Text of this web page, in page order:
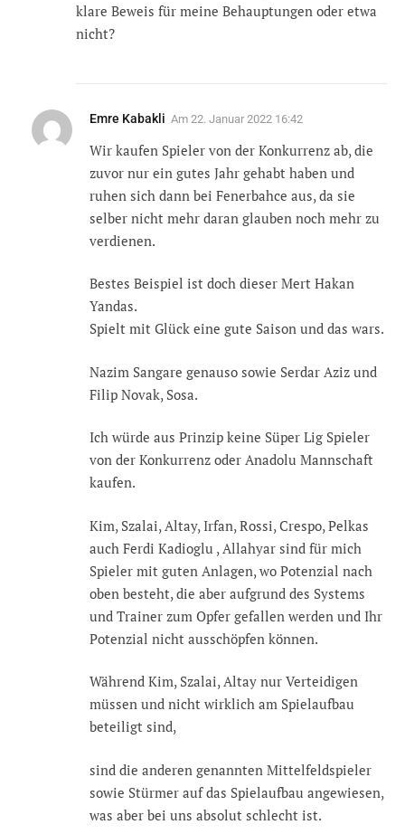
klare Beweis für meine Behauptungen oder etwa
nicht?
Emre Kabakli Am 22. Januar 2022 16:42
Wir kaufen Spieler von der Konkurrenz ab, die
zuvor nur ein gutes Jahr gehabt haben und
ruhen sich dann bei Fenerbahce aus, da sie
selber nicht mehr daran glauben noch mehr zu
verdienen.
Bestes Beispiel ist doch dieser Mert Hakan
Yandas.
Spielt mit Glück eine gute Saison und das wars.
Nazim Sangare genauso sowie Serdar Aziz und
Filip Novak, Sosa.
Ich würde aus Prinzip keine Süper Lig Spieler
von der Konkurrenz oder Anadolu Mannschaft
kaufen.
Kim, Szalai, Altay, Irfan, Rossi, Crespo, Pelkas
auch Ferdi Kadioglu , Allahyar sind für mich
Spieler mit guten Anlagen, wo Potenzial nach
oben besteht, die aber aufgrund des Systems
und Trainer zum Opfer gefallen werden und Ihr
Potenzial nicht ausschöpfen können.
Während Kim, Szalai, Altay nur Verteidigen
müssen und nicht wirklich am Spielaufbau
beteiligt sind,
sind die anderen genannten Mittelfeldspieler
sowie Stürmer auf das Spielaufbau angewiesen,
was aber bei uns absolut schlecht ist.